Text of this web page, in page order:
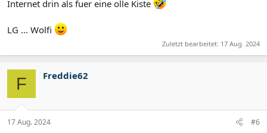
Internet drin als fuer eine olle Kiste
LG ... Wolfi
Zuletzt bearbeitet: 17 Aug. 2024
F Freddie62
17 Aug. 2024 #6